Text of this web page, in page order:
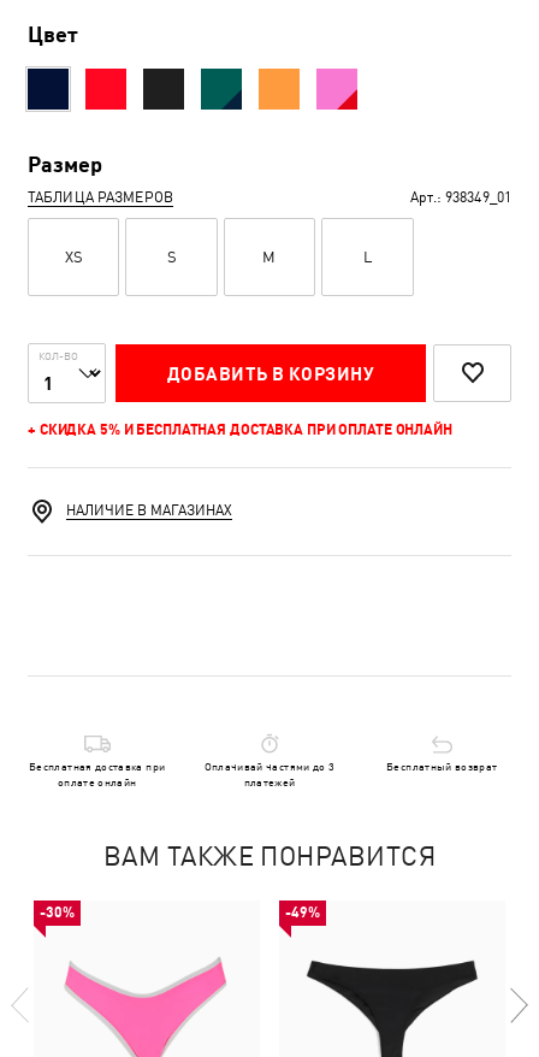
Цвет
Размер
ТАБЛИЦА РАЗМЕРОВ Арт.: 938349_01
XS S M L
КОЛ-ВО
ДОБАВИТЬ В КОРЗИНУ
+ СКИДКА 5% И БЕСПЛАТНАЯ ДОСТАВКА ПРИ ОПЛАТЕ ОНЛАЙН
НАЛИЧИЕ В МАГАЗИНАХ
Бесплатная доставка при
оплате онлайн
Оплачивай частями до 3
платежей
Бесплатный возврат
ВАМ ТАКЖЕ ПОНРАВИТСЯ
-30% -49%